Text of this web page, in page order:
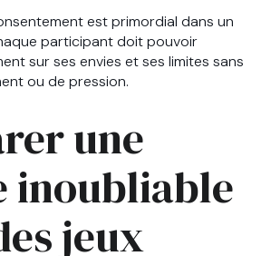
est primordial dans un
participant doit pouvoir
sur ses envies et ses limites sans
ou de pression.
une
inoubliable
jeux